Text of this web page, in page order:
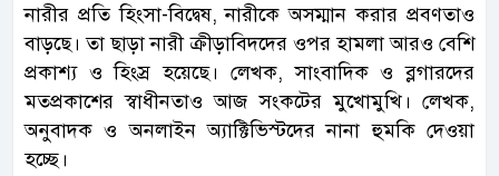
নারীর প্রতি হিংসা-বিদ্বেষ, নারীকে অসম্মান করার প্রবণতাও
বাড়ছে। তা ছাড়া নারী ক্রীড়াবিদদের ওপর হামলা আরও বেশি
প্রকাশ্য ও হিংস্র হয়েছে। লেখক, সাংবাদিক ও ব্লগারদের
মতপ্রকাশের স্বাধীনতাও আজ সংকটের মুখোমুখি। লেখক,
অনুবাদক ও অনলাইন অ্যাক্টিভিস্টদের নানা হুমকি দেওয়া
হচ্ছে।